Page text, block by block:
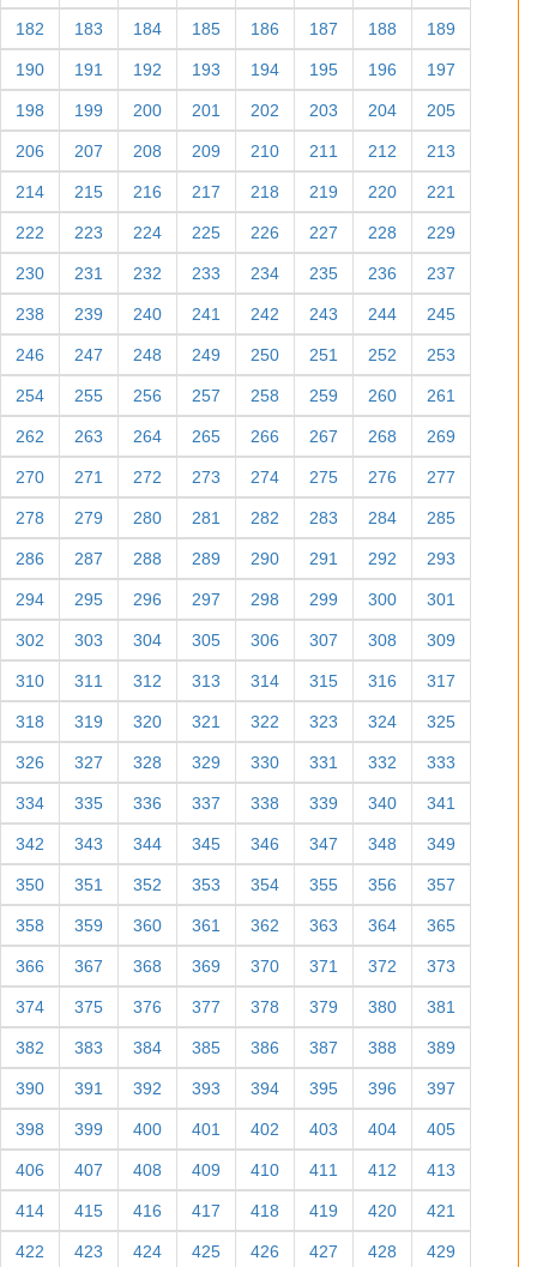
182 183 184 185 186 187 188 189
190 191 192 193 194 195 196 197
198 199 200 201 202 203 204 205
206 207 208 209 210 211 212 213
214 215 216 217 218 219 220 221
222 223 224 225 226 227 228 229
230 231 232 233 234 235 236 237
238 239 240 241 242 243 244 245
246 247 248 249 250 251 252 253
254 255 256 257 258 259 260 261
262 263 264 265 266 267 268 269
270 271 272 273 274 275 276 277
278 279 280 281 282 283 284 285
286 287 288 289 290 291 292 293
294 295 296 297 298 299 300 301
302 303 304 305 306 307 308 309
310 311 312 313 314 315 316 317
318 319 320 321 322 323 324 325
326 327 328 329 330 331 332 333
334 335 336 337 338 339 340 341
342 343 344 345 346 347 348 349
350 351 352 353 354 355 356 357
358 359 360 361 362 363 364 365
366 367 368 369 370 371 372 373
374 375 376 377 378 379 380 381
382 383 384 385 386 387 388 389
390 391 392 393 394 395 396 397
398 399 400 401 402 403 404 405
406 407 408 409 410 411 412 413
414 415 416 417 418 419 420 421
422 423 424 425 426 427 428 429